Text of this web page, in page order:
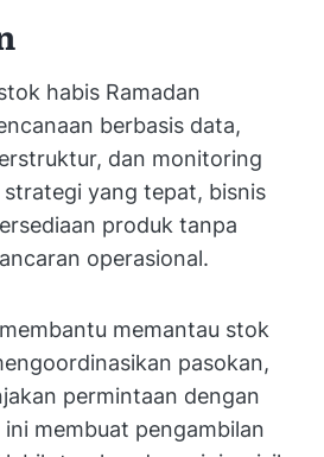
habis Ramadan
berbasis data,
dan monitoring
yang tepat, bisnis
produk tanpa
operasional.
memantau stok
pasokan,
permintaan dengan
membuat pengambilan